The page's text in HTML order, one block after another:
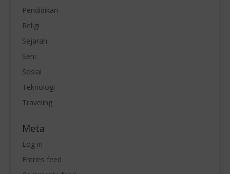
Pendidikan
Religi
Sejarah
Seni
Sosial
Teknologi
Traveling
Meta
Log in
Entries feed